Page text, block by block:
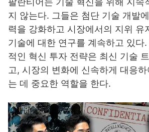
지 않는다. 그들은 첨단 기술 개발
력을 강화하고 시장에서의 지위 유
기술에 대한 연구를 계속하고 있다
적인 혁신 투자 전략은 최신 기술
고, 시장의 변화에 신속하게 대응
는 데 중요한 역할을 한다.